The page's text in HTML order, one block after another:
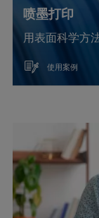
喷墨打印
用表面科学方
使用案例